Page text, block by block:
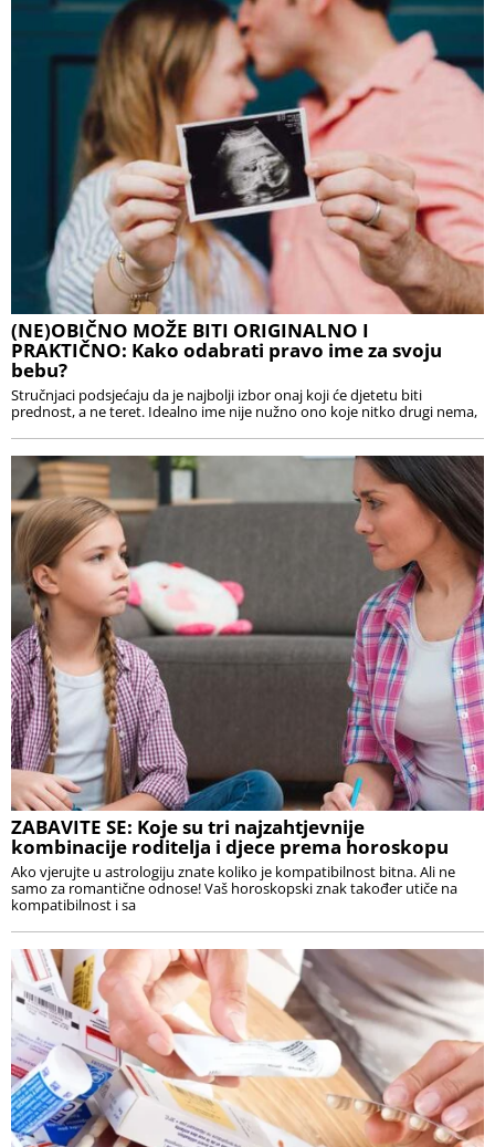
(NE)OBIČNO MOŽE BITI ORIGINALNO I
PRAKTIČNO: Kako odabrati pravo ime za svoju
bebu?
Stručnjaci podsjećaju da je najbolji izbor onaj koji će djetetu biti
prednost, a ne teret. Idealno ime nije nužno ono koje nitko drugi nema,
ZABAVITE SE: Koje su tri najzahtjevnije
kombinacije roditelja i djece prema horoskopu
Ako vjerujte u astrologiju znate koliko je kompatibilnost bitna. Ali ne
samo za romantične odnose! Vaš horoskopski znak također utiče na
kompatibilnost i sa